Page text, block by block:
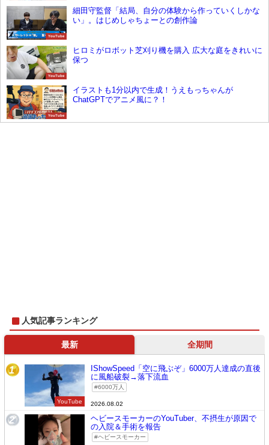
YouTube
細田守監督「結局、自分の体験から作っていくしかな
い」。はじめしゃちょーとの創作論
YouTube
ヒロミがロボット芝刈り機を購入 広大な庭をきれいに
保つ
YouTube
イラストも1分以内で生成！うえもっちゃんが
ChatGPTでアニメ風に？！
人気記事ランキング
最新 全期間
1
YouTube
IShowSpeed「空に飛ぶぞ」6000万人達成の直後
に風船破裂→落下流血
6000万人
2026.08.02
2
ヘビースモーカーのYouTuber、不摂生が原因で
の入院＆手術を報告
ヘビースモーカー